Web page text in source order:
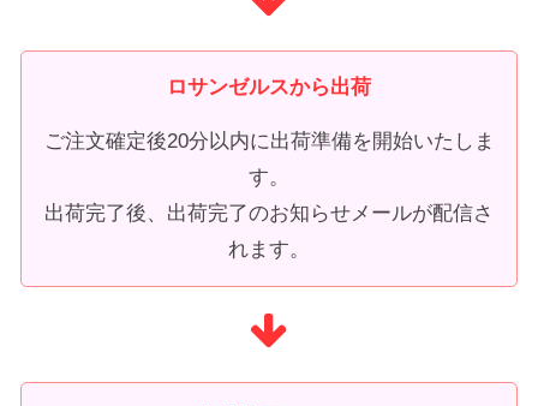
ロサンゼルスから出荷
ご注文確定後20分以内に出荷準備を開始いたしま
す。
出荷完了後、出荷完了のお知らせメールが配信さ
れます。